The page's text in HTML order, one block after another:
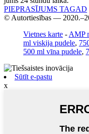
PIEPRASĪJUMS TAGAD
© Autortiesības —
Vietnes karte - AMP
ml viskija pudele,
500 ml vīna pudele,
Sūtīt e-pastu
x